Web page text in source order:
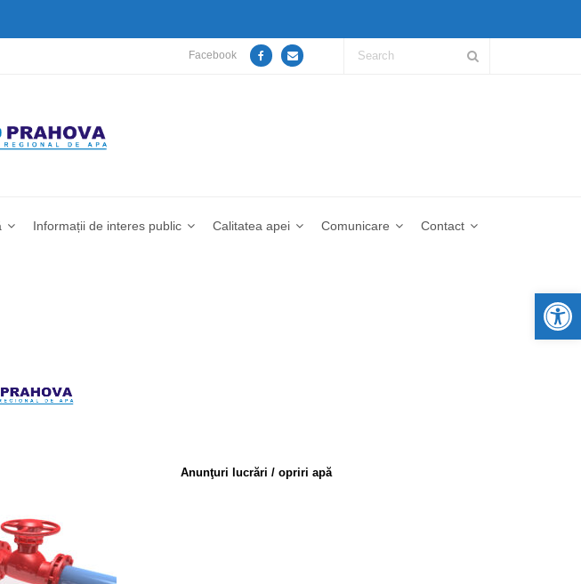
Facebook
Informații de interes public Calitatea apei Comunicare Contact
opriri apă